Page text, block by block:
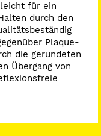
leicht für ein
durch den
Plaque-
die gerundeten
Übergang von